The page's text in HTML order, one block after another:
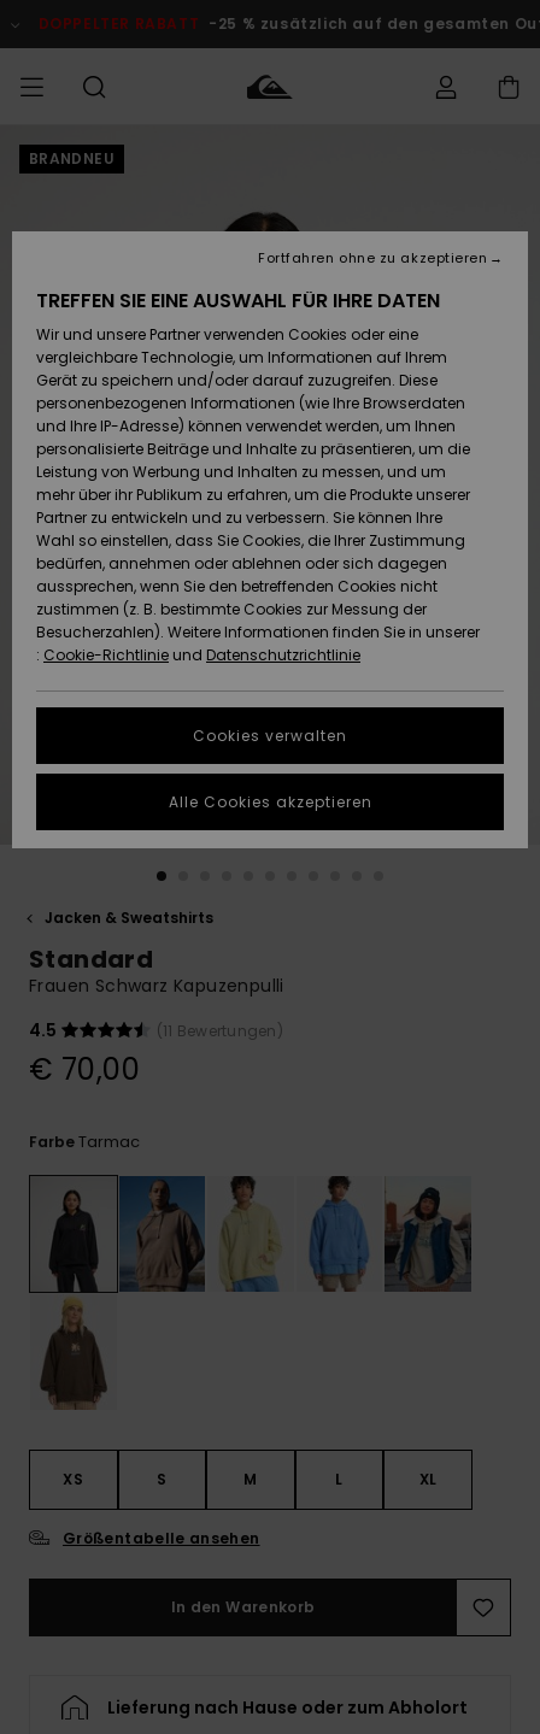
Produktinformation
DOPPELTER RABATT -25 % zusätzlich auf den gesamten
MÄNNER
Accessoires
Schuhe&
Flip-Flops
Surf
Snow
Brandneu
Highlights
JUNGEN
Accessoires
Schuhe&
Flip-Flops
Surf
Snow
Brandneu
Highlights
FRAUEN
Brandneu
Highlights
Snow
SURF
Kinder
Highlights
Community
SNOW
Kinder
Snow Shop
Damen
Highlights
Community
DOPPELTER
RABATT
KINDER
Outlet
Frauen
HILFE & KONTAKT
Versand
Retouren
Bezahlung
Geschenkkarte
Quiksilver
Freedom
Datenschutz
Starten Sie eine
Unterhaltung,
schnellste
Antwort auf Ihre
Frage zu
Unterhaltung
Finden Sie
Antworten auf
die häufigsten
Fragen sowie
NACHHALTIGKEIT
WUNSCHLISTE
BRANDNEU
Jacken & Sweatshirts
Standard
Frauen Schwarz Kapuzenpulli
4.5
(11 Bewertungen)
€ 70,00
FarbeTarmac
XS S M L XL
Größentabelle ansehen
In den Warenkorb
Lieferung nach Hause oder zum Abholort
TREFFEN SIE EINE AUSWAHL FÜR IHRE DATEN
Wir und unsere Partner verwenden Cookies oder eine
vergleichbare Technologie, um Informationen auf Ihrem
Gerät zu speichern und/oder darauf zuzugreifen. Diese
personenbezogenen Informationen (wie Ihre Browserdaten
und Ihre IP-Adresse) können verwendet werden, um Ihnen
personalisierte Beiträge und Inhalte zu präsentieren, um die
Leistung von Werbung und Inhalten zu messen, und um
mehr über ihr Publikum zu erfahren, um die Produkte unserer
Partner zu entwickeln und zu verbessern. Sie können Ihre
Wahl so einstellen, dass Sie Cookies, die Ihrer Zustimmung
bedürfen, annehmen oder ablehnen oder sich dagegen
aussprechen, wenn Sie den betreffenden Cookies nicht
zustimmen (z. B. bestimmte Cookies zur Messung der
Besucherzahlen). Weitere Informationen finden Sie in unserer
: Cookie-Richtlinie und Datenschutzrichtlinie
Cookies verwalten
Fortfahren ohne zu akzeptieren
Alle Cookies akzeptieren